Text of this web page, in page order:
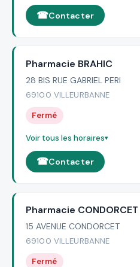
Contacter
Pharmacie BRAHIC
28 BIS RUE GABRIEL PERI
69100 VILLEURBANNE
Fermé
Voir tous les horaires
Contacter
Pharmacie CONDORCET
15 AVENUE CONDORCET
69100 VILLEURBANNE
Fermé